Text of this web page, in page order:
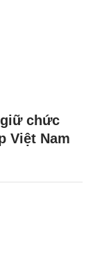
giữ chức
Việt Nam